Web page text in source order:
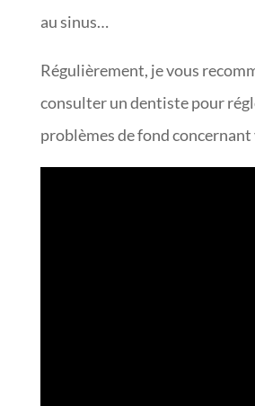
au sinus…
Régulièrement, je vous
consulter un dentiste pour
problèmes de fond